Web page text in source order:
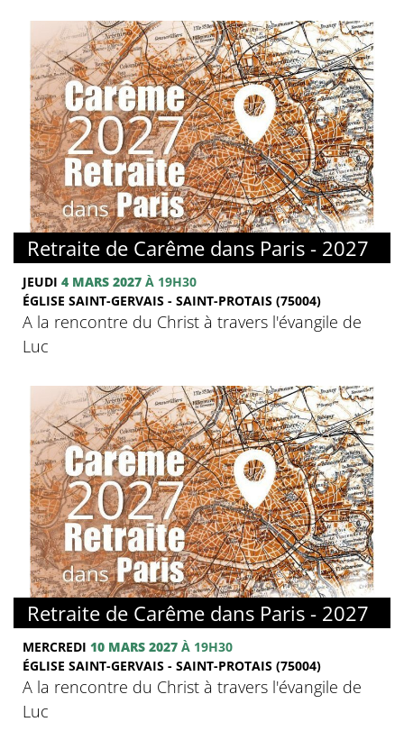
© FMJ
Retraite de Carême dans Paris - 2027
JEUDI 4 MARS 2027 À 19H30
ÉGLISE SAINT-GERVAIS - SAINT-PROTAIS (75004)
A la rencontre du Christ à travers l'évangile de
Luc
© FMJ
Retraite de Carême dans Paris - 2027
MERCREDI 10 MARS 2027 À 19H30
ÉGLISE SAINT-GERVAIS - SAINT-PROTAIS (75004)
A la rencontre du Christ à travers l'évangile de
Luc